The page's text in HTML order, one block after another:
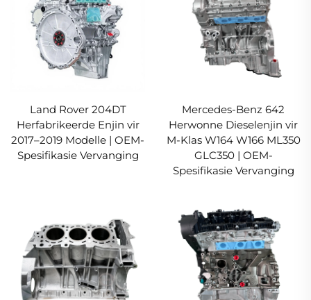
Land Rover 204DT
Herfabrikeerde Enjin vir
2017–2019 Modelle | OEM-
Spesifikasie Vervanging
Mercedes-Benz 642
Herwonne Dieselenjin vir
M-Klas W164 W166 ML350
GLC350 | OEM-
Spesifikasie Vervanging